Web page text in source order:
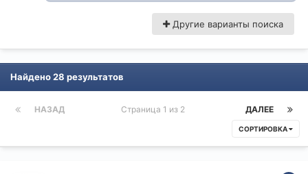
Другие варианты поиска
Найдено 28 результатов
НАЗАД ДАЛЕЕ
Страница 1 из 2
СОРТИРОВКА